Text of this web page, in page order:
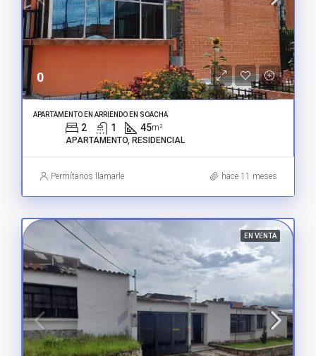
0
APARTAMENTO EN ARRIENDO EN SOACHA
2 1 45m²
APARTAMENTO, RESIDENCIAL
Permítanos llamarle hace 11 meses
EN VENTA